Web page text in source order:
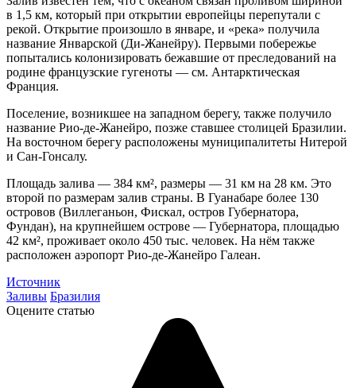
в 1,5 км, который при открытии европейцы перепутали с
рекой. Открытие произошло в январе, и «река» получила
название Январской (Ди-Жанейру). Первыми побережье
попытались колонизировать бежавшие от преследований на
родине французские гугеноты — см. Антарктическая
Франция.
Поселение, возникшее на западном берегу, также получило
название Рио-де-Жанейро, позже ставшее столицей Бразилии.
На восточном берегу расположены муниципалитеты Нитерой
и Сан-Гонсалу.
Площадь залива — 384 км², размеры — 31 км на 28 км. Это
второй по размерам залив страны. В Гуанабаре более 130
островов (Виллеганьон, Фискал, остров Губернатора,
Фундан), на крупнейшем острове — Губернатора, площадью
42 км², проживает около 450 тыс. человек. На нём также
расположен аэропорт Рио-де-Жанейро Галеан.
Источник
Заливы Бразилия
Оцените статью